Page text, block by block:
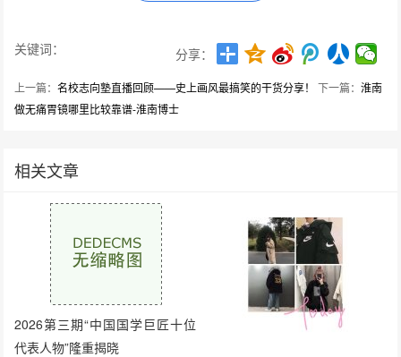
关键词： 分享：
上一篇：名校志向塾直播回顾——史上画风最搞笑的干货分享！ 下一篇：淮南
做无痛胃镜哪里比较靠谱-淮南博士
相关文章
2026第三期“中国国学巨匠十位
代表人物”隆重揭晓